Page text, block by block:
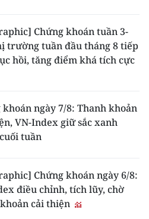
Chứng khoán tuần 3-
trường tuần đầu tháng 8 tiếp
hồi, tăng điểm khá tích cực
khoán ngày 7/8: Thanh khoản
VN-Index giữ sắc xanh
tuần
Chứng khoán ngày 6/8:
điều chỉnh, tích lũy, chờ
cải thiện